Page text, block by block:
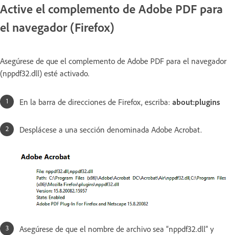
Active el complemento de Adobe PDF para
el navegador (Firefox)
Asegúrese de que el complemento de Adobe PDF para el navegador
(nppdf32.dll) esté activado.
En la barra de direcciones de Firefox, escriba: about:plugins
Desplácese a una sección denominada Adobe Acrobat.
Asegúrese de que el nombre de archivo sea “nppdf32.dll” y